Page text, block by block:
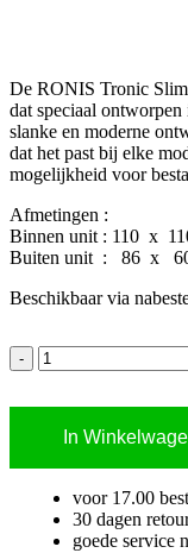
De RONIS Tronic Slim
dat speciaal
slanke en moderne
dat het past bij elke
mogelijkheid voor
Afmetingen :
Binnen unit : 110 x
Buiten unit : 86 x
Beschikbaar via
In
voor 17.00
30 dagen
goede service